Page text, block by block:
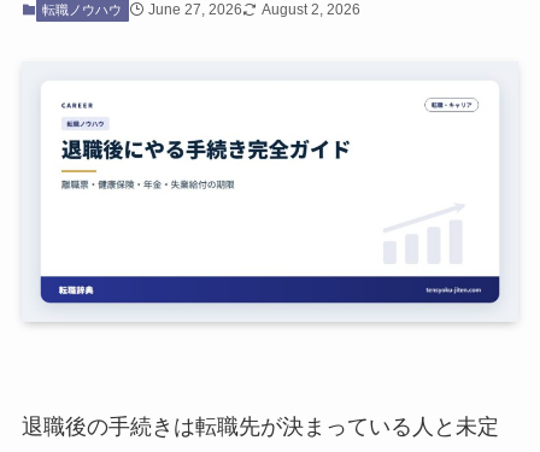
転職ノウハウ June 27, 2026 August 2, 2026
退職後の手続きは転職先が決まっている人と未定